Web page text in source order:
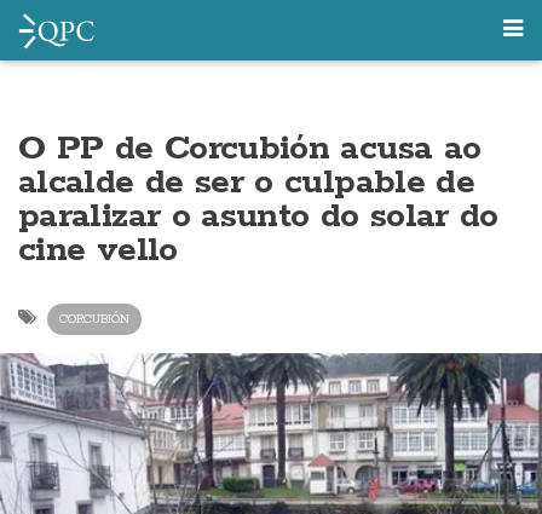
O PP de Corcubión acusa ao
alcalde de ser o culpable de
paralizar o asunto do solar do
cine vello
CORCUBIÓN